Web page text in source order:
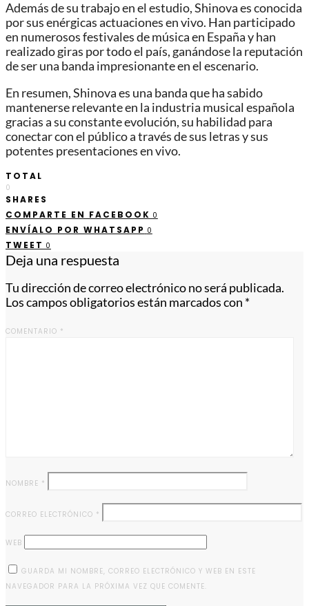
Además de su trabajo en el estudio, Shinova es conocida
por sus enérgicas actuaciones en vivo. Han participado
en numerosos festivales de música en España y han
realizado giras por todo el país, ganándose la reputación
de ser una banda impresionante en el escenario.
En resumen, Shinova es una banda que ha sabido
mantenerse relevante en la industria musical española
gracias a su constante evolución, su habilidad para
conectar con el público a través de sus letras y sus
potentes presentaciones en vivo.
TOTAL
0
SHARES
COMPARTE EN FACEBOOK 0
ENVÍALO POR WHATSAPP 0
TWEET 0
Deja una respuesta
Tu dirección de correo electrónico no será publicada.
Los campos obligatorios están marcados con *
COMENTARIO *
NOMBRE *
CORREO ELECTRÓNICO *
WEB
GUARDA MI NOMBRE, CORREO ELECTRÓNICO Y WEB EN ESTE
NAVEGADOR PARA LA PRÓXIMA VEZ QUE COMENTE.